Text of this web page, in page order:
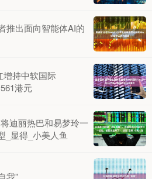
推出面向智能体AI的
增持中软国际
港元
迪丽热巴和易梦玲一
_显得_小美人鱼
我”